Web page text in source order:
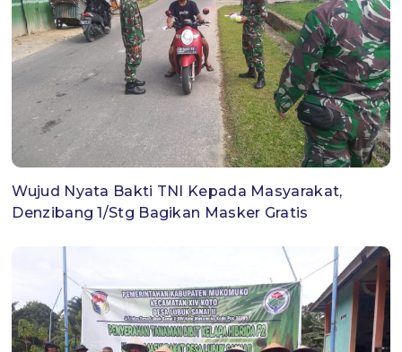
Wujud Nyata Bakti TNI Kepada Masyarakat,
Denzibang 1/Stg Bagikan Masker Gratis